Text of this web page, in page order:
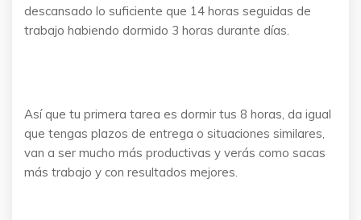
descansado lo suficiente que 14 horas seguidas de
trabajo habiendo dormido 3 horas durante días.
Así que tu primera tarea es dormir tus 8 horas, da igual
que tengas plazos de entrega o situaciones similares,
van a ser mucho más productivas y verás como sacas
más trabajo y con resultados mejores.